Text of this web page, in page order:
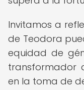
Invitamos a
de Teodora
equidad de
transformador
en la toma de